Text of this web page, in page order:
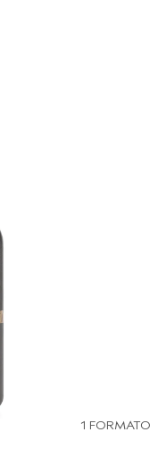
1 FORMATO